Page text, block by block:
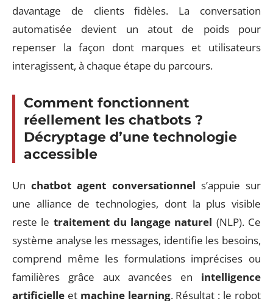
davantage de clients fidèles. La conversation
automatisée devient un atout de poids pour
repenser la façon dont marques et utilisateurs
interagissent, à chaque étape du parcours.
Comment fonctionnent
réellement les chatbots ?
Décryptage d’une technologie
accessible
Unchatbot agent conversationnel s’appuie sur
une alliance de technologies, dont la plus visible
reste le traitement du langage naturel (NLP). Ce
système analyse les messages, identifie les besoins,
comprend même les formulations imprécises ou
familières grâce aux avancées en intelligence
artificielle et machine learning. Résultat : le robot